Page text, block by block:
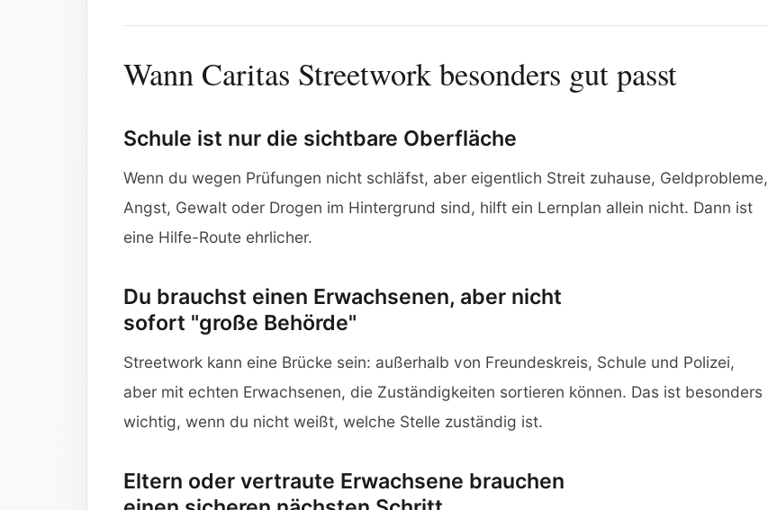
Wann Caritas Streetwork besonders gut passt
Schule ist nur die sichtbare Oberfläche
Wenn du wegen Prüfungen nicht schläfst, aber eigentlich Streit zuhause, Geldprobleme,
Angst, Gewalt oder Drogen im Hintergrund sind, hilft ein Lernplan allein nicht. Dann ist
eine Hilfe-Route ehrlicher.
Du brauchst einen Erwachsenen, aber nicht
sofort "große Behörde"
Streetwork kann eine Brücke sein: außerhalb von Freundeskreis, Schule und Polizei,
aber mit echten Erwachsenen, die Zuständigkeiten sortieren können. Das ist besonders
wichtig, wenn du nicht weißt, welche Stelle zuständig ist.
Eltern oder vertraute Erwachsene brauchen